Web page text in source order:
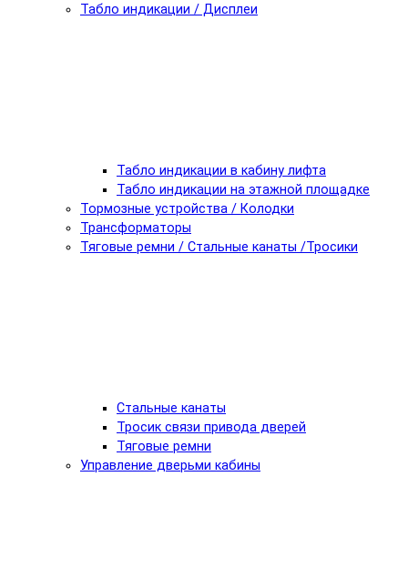
Табло индикации / Дисплеи
Табло индикации в кабину лифта
Табло индикации на этажной площадке
Тормозные устройства / Колодки
Трансформаторы
Тяговые ремни / Стальные канаты /Тросики
Стальные канаты
Тросик связи привода дверей
Тяговые ремни
Управление дверьми кабины